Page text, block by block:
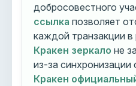
добросовестного
ссылка позволяет
каждой транзакции
Кракен зеркало не
из-за синхронизации
Кракен